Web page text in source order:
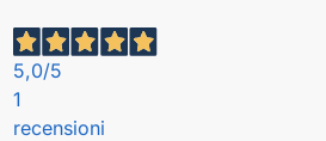
5,0/5
1
recensioni